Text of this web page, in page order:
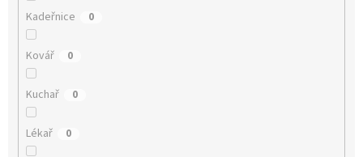
Kadeřnice 0
Kovář 0
Kuchař 0
Lékař 0